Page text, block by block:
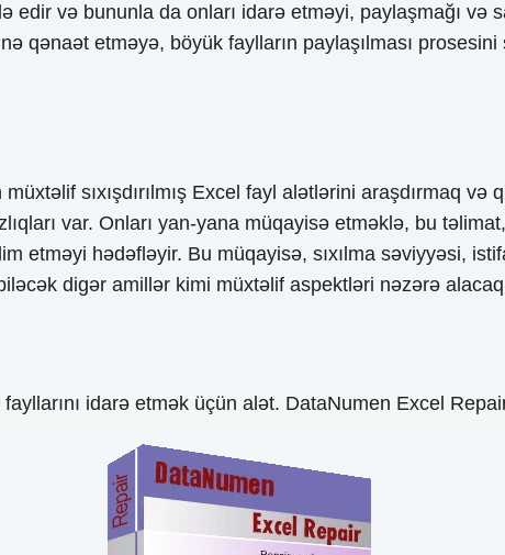
və bununla da onları idarə etməyi, paylaşmağı və
qənaət etməyə, böyük faylların paylaşılması
sıxışdırılmış Excel fayl alətlərini araşdırmaq
var. Onları yan-yana müqayisə etməklə, bu
etməyi hədəfləyir. Bu müqayisə, sıxılma səviyyəsi,
digər amillər kimi müxtəlif aspektləri nəzərə
idarə etmək üçün alət. DataNumen Excel